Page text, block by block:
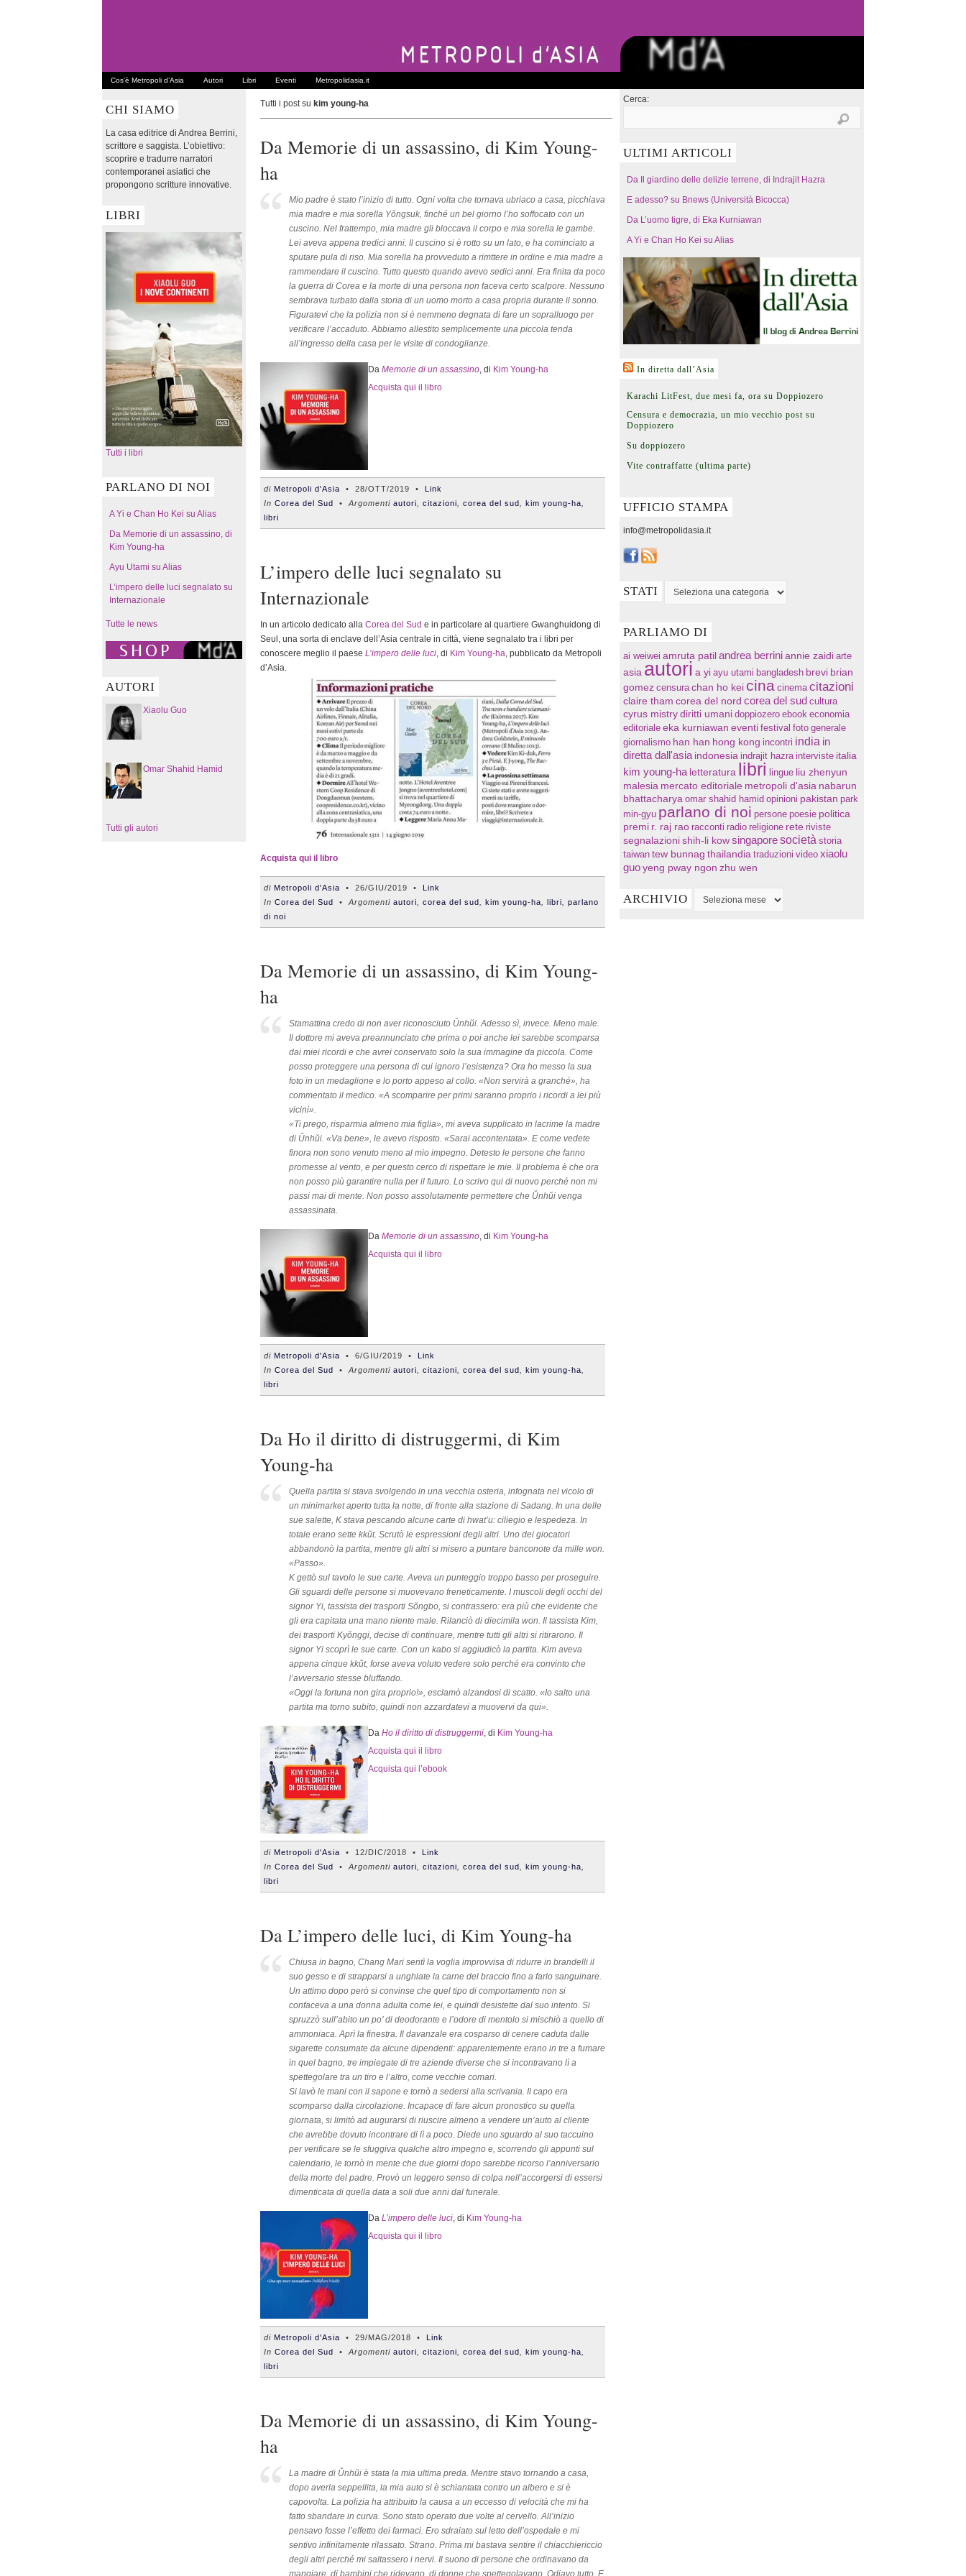
Cos’è Metropoli d’Asia Autori Libri Eventi Metropolidasia.it
CHI SIAMO
La casa editrice di Andrea Berrini,
scrittore e saggista. L’obiettivo:
scoprire e tradurre narratori
contemporanei asiatici che
propongono scritture innovative.
LIBRI
Tutti i libri
PARLANO DI NOI
A Yi e Chan Ho Kei su Alias
Da Memorie di un assassino, di
Kim Young-ha
Ayu Utami su Alias
L’impero delle luci segnalato su
Internazionale
Tutte le news
AUTORI
Xiaolu Guo
Omar Shahid Hamid
Tutti gli autori
Tutti i post su kim young-ha
Da Memorie di un assassino, di Kim Young-
ha
Mio padre è stato l’inizio di tutto. Ogni volta che tornava ubriaco a casa, picchiava
mia madre e mia sorella Yŏngsuk, finché un bel giorno l’ho soffocato con un
cuscino. Nel frattempo, mia madre gli bloccava il corpo e mia sorella le gambe.
Lei aveva appena tredici anni. Il cuscino si è rotto su un lato, e ha cominciato a
sputare pula di riso. Mia sorella ha provveduto a rimttere in ordine e mia madre a
rammendare il cuscino. Tutto questo quando avevo sedici anni. Era finita da poco
la guerra di Corea e la morte di una persona non faceva certo scalpore. Nessuno
sembrava turbato dalla storia di un uomo morto a casa propria durante il sonno.
Figuratevi che la polizia non si è nemmeno degnata di fare un sopralluogo per
verificare l’accaduto. Abbiamo allestito semplicemente una piccola tenda
all’ingresso della casa per le visite di condoglianze.
Da Memorie di un assassino, di Kim Young-ha
Acquista qui il libro
di Metropoli d'Asia • 28/OTT/2019 • Link
In Corea del Sud • Argomenti autori citazioni corea del sud kim young-ha
libri
L’impero delle luci segnalato su
Internazionale
In un articolo dedicato alla Corea del Sud e in particolare al quartiere Gwanghuidong di
Seul, una sorta di enclave dell’Asia centrale in città, viene segnalato tra i libri per
conoscere meglio il paese L’impero delle luci, di Kim Young-ha, pubblicato da Metropoli
d’Asia.
Acquista qui il libro
di Metropoli d'Asia • 26/GIU/2019 • Link
In Corea del Sud • Argomenti autori corea del sud kim young-ha libri
parlano
di noi
Da Memorie di un assassino, di Kim Young-
ha
Stamattina credo di non aver riconosciuto Ŭnhŭi. Adesso sì, invece. Meno male.
Il dottore mi aveva preannunciato che prima o poi anche lei sarebbe scomparsa
dai miei ricordi e che avrei conservato solo la sua immagine da piccola. Come
posso proteggere una persona di cui ignoro l’esistenza? Ora ho messo la sua
foto in un medaglione e lo porto appeso al collo. «Non servirà a granché», ha
commentato il medico. «A scomparire per primi saranno proprio i ricordi a lei più
vicini».
«Ti prego, risparmia almeno mia figlia», mi aveva supplicato in lacrime la madre
di Ŭnhŭi. «Va bene», le avevo risposto. «Sarai accontentata». E come vedete
finora non sono venuto meno al mio impegno. Detesto le persone che fanno
promesse al vento, e per questo cerco di rispettare le mie. Il problema è che ora
non posso più garantire nulla per il futuro. Lo scrivo qui di nuovo perché non mi
passi mai di mente. Non posso assolutamente permettere che Ŭnhŭi venga
assassinata.
Da Memorie di un assassino, di Kim Young-ha
Acquista qui il libro
di Metropoli d'Asia • 6/GIU/2019 • Link
In Corea del Sud • Argomenti autori citazioni corea del sud kim young-ha
libri
Da Ho il diritto di distruggermi, di Kim
Young-ha
Quella partita si stava svolgendo in una vecchia osteria, infognata nel vicolo di
un minimarket aperto tutta la notte, di fronte alla stazione di Sadang. In una delle
sue salette, K stava pescando alcune carte di hwat’u: ciliegio e lespedeza. In
totale erano sette kkŭt. Scrutò le espressioni degli altri. Uno dei giocatori
abbandonò la partita, mentre gli altri si misero a puntare banconote da mille won.
«Passo».
K gettò sul tavolo le sue carte. Aveva un punteggio troppo basso per proseguire.
Gli sguardi delle persone si muovevano freneticamente. I muscoli degli occhi del
signor Yi, tassista dei trasporti Sŏngbo, si contrassero: era più che evidente che
gli era capitata una mano niente male. Rilanciò di diecimila won. Il tassista Kim,
dei trasporti Kyŏnggi, decise di continuare, mentre tutti gli altri si ritirarono. Il
signor Yi scoprì le sue carte. Con un kabo si aggiudicò la partita. Kim aveva
appena cinque kkŭt, forse aveva voluto vedere solo perché era convinto che
l’avversario stesse bluffando.
«Oggi la fortuna non gira proprio!», esclamò alzandosi di scatto. «Io salto una
partita ma torno subito, quindi non azzardatevi a muovervi da qui».
Da Ho il diritto di distruggermi, di Kim Young-ha
Acquista qui il libro
Acquista qui l’ebook
di Metropoli d'Asia • 12/DIC/2018 • Link
In Corea del Sud • Argomenti autori citazioni corea del sud kim young-ha
libri
Da L’impero delle luci, di Kim Young-ha
Chiusa in bagno, Chang Mari sentì la voglia improvvisa di ridurre in brandelli il
suo gesso e di strapparsi a unghiate la carne del braccio fino a farlo sanguinare.
Un attimo dopo però si convinse che quel tipo di comportamento non si
confaceva a una donna adulta come lei, e quindi desistette dal suo intento. Si
spruzzò sull’abito un po’ di deodorante e l’odore di mentolo si mischiò a quello di
ammoniaca. Aprì la finestra. Il davanzale era cosparso di cenere caduta dalle
sigarette consumate da alcune dipendenti: apparentemente erano in tre a fumare
in quel bagno, tre impiegate di tre aziende diverse che si incontravano lì a
spettegolare tra un tiro e l’altro, come vecchie comari.
Si lavò le mani con il sapone e tornò a sedersi alla scrivania. Il capo era
scomparso dalla circolazione. Incapace di fare alcun pronostico su quella
giornata, si limitò ad augurarsi di riuscire almeno a vendere un’auto al cliente
che avrebbe dovuto incontrare di lì a poco. Diede uno sguardo al suo taccuino
per verificare se le sfuggiva qualche altro impegno e, scorrendo gli appunti sul
calendario, le tornò in mente che due giorni dopo sarebbe ricorso l’anniversario
della morte del padre. Provò un leggero senso di colpa nell’accorgersi di essersi
dimenticata di quella data a soli due anni dal funerale.
Da L’impero delle luci, di Kim Young-ha
Acquista qui il libro
di Metropoli d'Asia • 29/MAG/2018 • Link
In Corea del Sud • Argomenti autori citazioni corea del sud kim young-ha
libri
Da Memorie di un assassino, di Kim Young-
ha
La madre di Ŭnhŭi è stata la mia ultima preda. Mentre stavo tornando a casa,
dopo averla seppellita, la mia auto si è schiantata contro un albero e si è
capovolta. La polizia ha attribuito la causa a un eccesso di velocità che mi ha
fatto sbandare in curva. Sono stato operato due volte al cervello. All’inizio
pensavo fosse l’effetto dei farmaci. Ero sdraiato sul letto dell’ospedale e mi
sentivo infinitamente rilassato. Strano. Prima mi bastava sentire il chiacchiericcio
degli altri perché mi saltassero i nervi. Il suono di persone che ordinavano da
mangiare, di bambini che ridevano, di donne che spettegolavano. Odiavo tutto. E
Cerca:
ULTIMI ARTICOLI
Da Il giardino delle delizie terrene, di Indrajit Hazra
E adesso? su Bnews (Università Bicocca)
Da L’uomo tigre, di Eka Kurniawan
A Yi e Chan Ho Kei su Alias
In diretta dall’Asia
Karachi LitFest, due mesi fa, ora su Doppiozero
Censura e democrazia, un mio vecchio post su
Doppiozero
Su doppiozero
Vite contraffatte (ultima parte)
UFFICIO STAMPA
info@metropolidasia.it
STATI
PARLIAMO DI
ai weiwei amruta patil andrea berriniannie zaidi arte
asia autori a yi ayu utami bangladesh brevi brian
gomez censura chan ho kei cina cinema citazioni
claire tham corea del nord corea del sud cultura
cyrus mistry diritti umani doppiozero ebook economia
editoriale eka kurniawan eventi festival foto generale
giornalismo han han hong kong incontri india in
diretta dall'asia indonesia indrajit hazra interviste italia
kim young-ha letteratura libri lingue liu zhenyun
malesia mercato editoriale metropoli d'asia nabarun
bhattacharya omar shahid hamid opinioni pakistan park
min-gyu parlano di noi persone poesie politica
premi r. raj rao racconti radio religione rete riviste
segnalazioni shih-li kow singaporesocietà storia
taiwan tew bunnag thailandia traduzioni video xiaolu
guoyeng pway ngon zhu wen
ARCHIVIO